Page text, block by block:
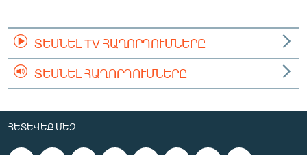
ՏԵՍՆԵԼ TV ՀԱՂՈՐԴՈՒՄՆԵՐԸ
ՏԵՍՆԵԼ ՀԱՂՈՐԴՈՒՄՆԵՐԸ
ՀԵՏԵՎԵՔ ՄԵԶ